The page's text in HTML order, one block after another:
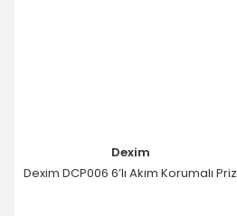
Dexim
Dexim DCP006 6’lı Akım Korumalı Priz